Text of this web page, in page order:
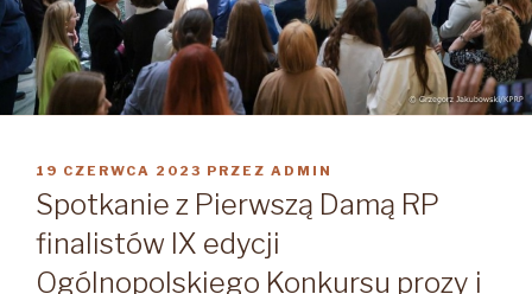
OPUBLIKOWANE
W
19 CZERWCA 2023 PRZEZ ADMIN
Spotkanie z Pierwszą Damą RP
finalistów IX edycji
Ogólnopolskiego Konkursu prozy i